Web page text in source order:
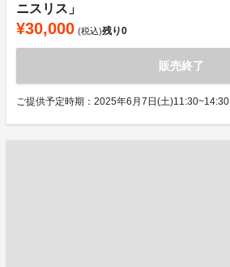
ニスリス」
¥30,000 (税込)残り0
販売終了
ご提供予定時期：2025年6月7日(土)11:30~14:30